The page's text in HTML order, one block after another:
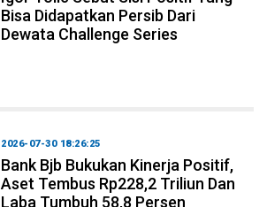
Bisa Didapatkan Persib Dari
Dewata Challenge Series
2026-07-30 18:26:25
Bank Bjb Bukukan Kinerja Positif,
Aset Tembus Rp228,2 Triliun Dan
Laba Tumbuh 58,8 Persen